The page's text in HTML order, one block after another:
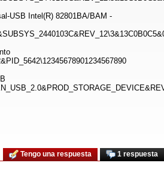
USB Intel(R) 82801BA/BAM -
1 respuesta
Tengo una respuesta